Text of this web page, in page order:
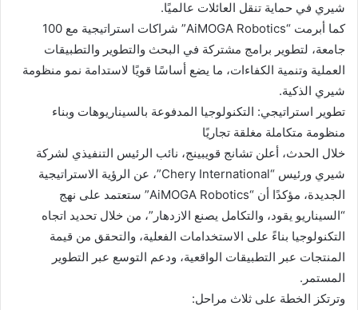
شيري في حماية تنقل العائلات عالميًا.
كما أبرمت “AiMOGA Robotics” شراكات استراتيجية مع 100
جامعة، لتطوير برامج مشتركة في البحث والتطوير والتطبيقات
العملية وتنمية الكفاءات، ما يضع أساسًا قويًا لاستدامة نمو منظومة
شيري الذكية.
تطوير استراتيجي: التكنولوجيا المدفوعة بالسيناريوهات وبناء
منظومة متكاملة مغلقة تجاريًا
خلال الحدث، أعلن تشانج قويبينج، نائب الرئيس التنفيذي لشركة
شيري ورئيس “Chery International”، عن الرؤية الاستراتيجية
الجديدة، مؤكدًا أن “AiMOGA Robotics” ستعتمد على نهج
“السيناريو يقود، والتكامل يصنع الازدهار”، من خلال تحديد اتجاه
التكنولوجيا بناءً على الاستخدامات الفعلية، والتحقق من قيمة
المنتجات عبر التطبيقات الواقعية، ودعم التوسع عبر التطوير
المستمر.
وترتكز الخطة على ثلاث مراحل: